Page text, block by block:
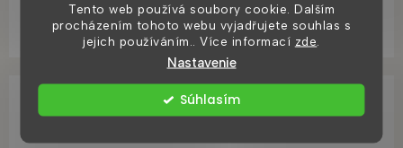
Tento web používá soubory cookie. Dalším
procházením tohoto webu vyjadřujete souhlas s
jejich používáním.. Více informací zde
Nastavenie
Súhlasím
DO KOŠÍKA